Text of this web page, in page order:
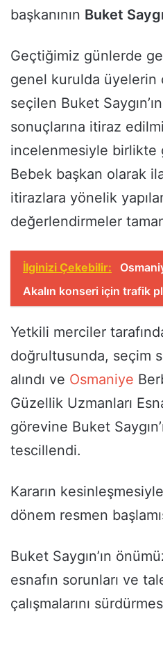
başkanının Buket
Geçtiğimiz günlerde
genel kurulda üyelerin
seçilen Buket
sonuçlarına itiraz
incelenmesiyle birlikte
Bebek başkan olarak
itirazlara yönelik
değerlendirmeler
İlginizi Çekebilir:
Akalın konseri için trafik
Yetkili merciler
doğrultusunda, seçim
alındı ve Osmaniye
Güzellik Uzmanları
görevine Buket
tescillendi.
Kararın
dönem resmen
Buket Saygın’ın
esnafın sorunları ve
çalışmalarını